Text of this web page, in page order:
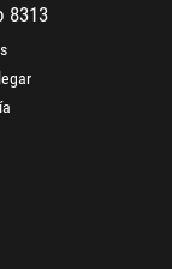
8313